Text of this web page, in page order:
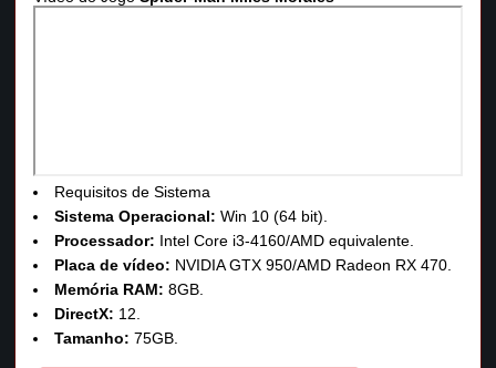
Requisitos de Sistema
Sistema Operacional:Win 10 (64 bit).
Processador: Intel Core i3-4160/AMD equivalente.
Placa de vídeo: NVIDIA GTX 950/AMD Radeon RX 470.
Memória RAM:8GB.
DirectX: 12.
Tamanho:75GB.